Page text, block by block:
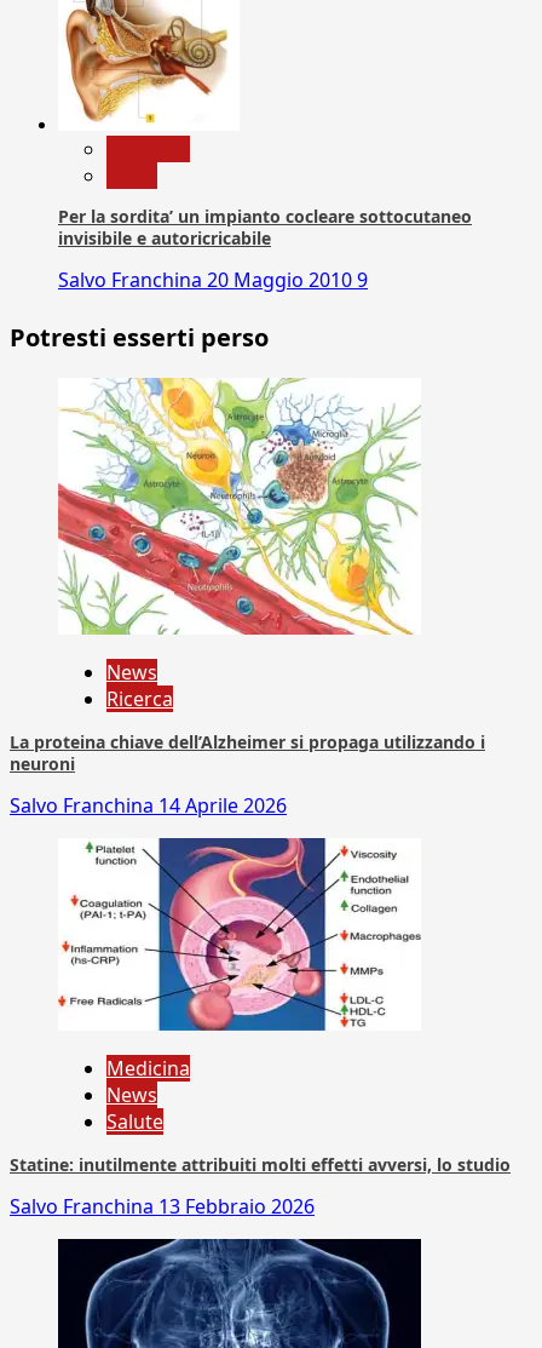
Per la sordita’ un impianto cocleare sottocutaneo
invisibile e autoricricabile
Salvo Franchina 20 Maggio 20109
Potresti esserti perso
News
Ricerca
La proteina chiave dell’Alzheimer si propaga utilizzando i
neuroni
Salvo Franchina 14 Aprile 2026
Medicina
News
Salute
Statine: inutilmente attribuiti molti effetti avversi, lo studio
Salvo Franchina 13 Febbraio 2026